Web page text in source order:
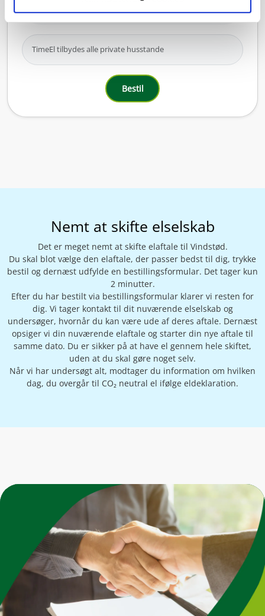
medregnet.
TimeEl tilbydes alle private husstande
Bestil
Nemt at skifte elselskab
Det er meget nemt at skifte elaftale til Vindstød.
Du skal blot vælge den elaftale, der passer bedst til dig, trykke
bestil og dernæst udfylde en bestillingsformular. Det tager kun
2 minutter.
Efter du har bestilt via bestillingsformular klarer vi resten for
dig. Vi tager kontakt til dit nuværende elselskab og
undersøger, hvornår du kan være ude af deres aftale. Dernæst
opsiger vi din nuværende elaftale og starter din nye aftale til
samme dato. Du er sikker på at have el gennem hele skiftet,
uden at du skal gøre noget selv.
Når vi har undersøgt alt, modtager du information om hvilken
dag, du overgår til CO₂ neutral el ifølge eldeklaration.